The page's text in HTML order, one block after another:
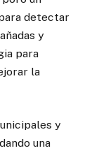
detectar
y
para
la
y
una